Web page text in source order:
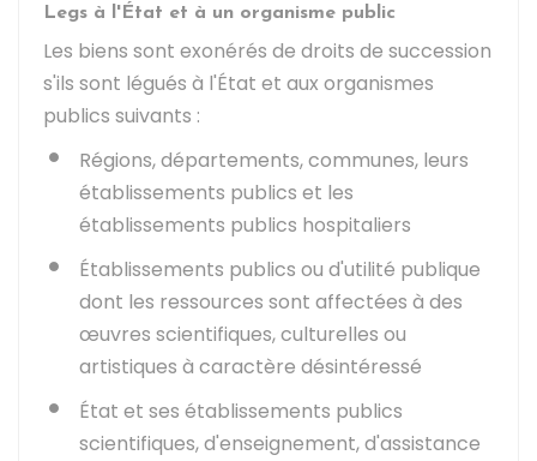
Legs à l'État et à un organisme public
Les biens sont exonérés de droits de succession
s'ils sont légués à l'État et aux organismes
publics suivants :
Régions, départements, communes, leurs
établissements publics et les
établissements publics hospitaliers
Établissements publics ou d'utilité publique
dont les ressources sont affectées à des
œuvres scientifiques, culturelles ou
artistiques à caractère désintéressé
État et ses établissements publics
scientifiques, d'enseignement, d'assistance